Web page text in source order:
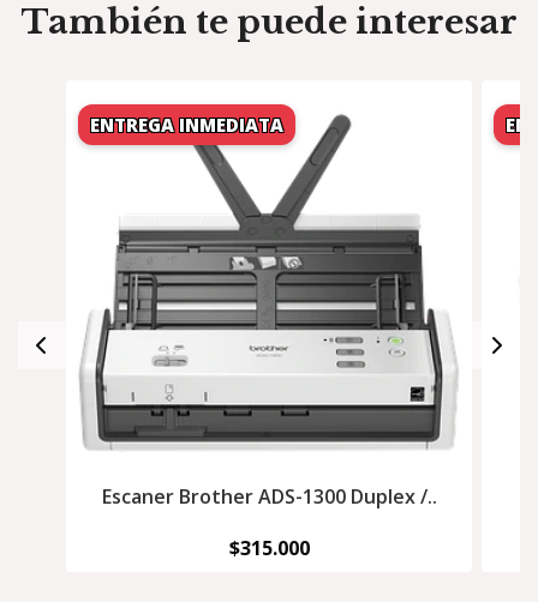
También te puede interesar
Escaner Brother ADS-1300 Duplex /..
$315.000